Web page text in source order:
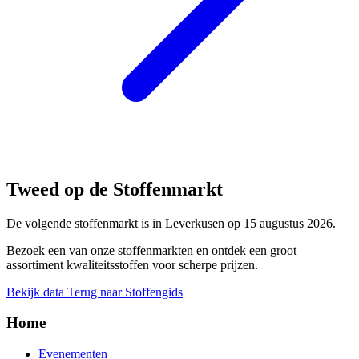
Tweed op de Stoffenmarkt
De volgende stoffenmarkt is in Leverkusen op 15 augustus 2026.
Bezoek een van onze stoffenmarkten en ontdek een groot
assortiment kwaliteitsstoffen voor scherpe prijzen.
Bekijk data Terug naar Stoffengids
Home
Evenementen